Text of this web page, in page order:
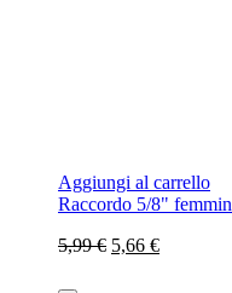
Aggiungi al carrello
Raccordo 5/8"
5,99 € 5,66 €